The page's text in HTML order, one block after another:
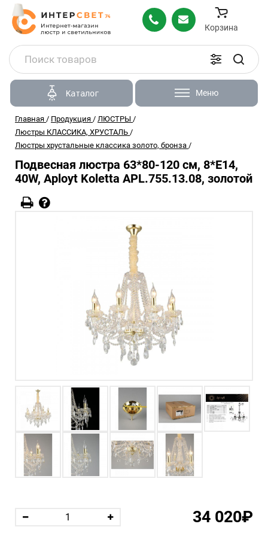
Корзина
Каталог Меню
Главная / Продукция / ЛЮСТРЫ /
Люстры КЛАССИКА, ХРУСТАЛЬ /
Люстры хрустальные классика золото, бронза /
Подвесная люстра 63*80-120 см, 8*E14,
40W, Aployt Koletta APL.755.13.08, золотой
34 020₽